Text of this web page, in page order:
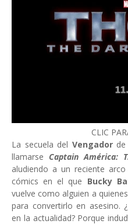
CLIC
La secuela del Vengador
llamarse Captain América:
aludiendo a un reciente
cómics en el que Bucky
vuelve como alguien a
para convertirlo en asesino.
en la actualidad? Porque